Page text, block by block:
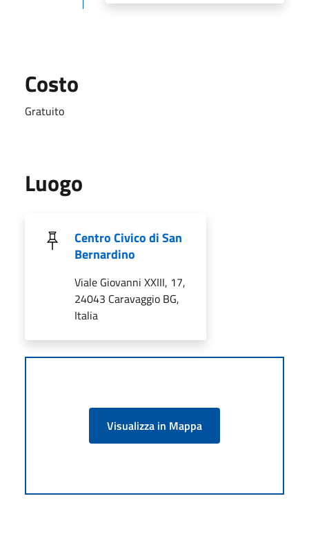
Costo
Gratuito
Luogo
Centro Civico di San
Bernardino
Viale Giovanni XXIII, 17,
24043 Caravaggio BG,
Italia
Visualizza in Mappa